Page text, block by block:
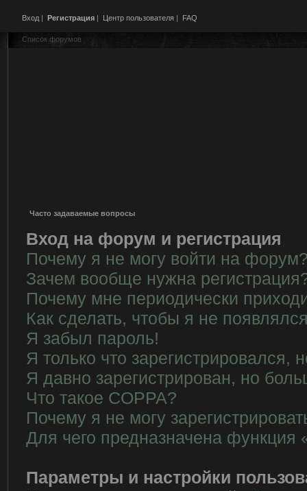
Вход | Регистрация | Центр пользователя | FAQ
Список форумов
Часто задаваемые вопросы
Вход на форум и регистрация
Почему я не могу войти на
Зачем вообще нужна
Почему мне периодически
Как сделать, чтобы я не
Я забыл пароль!
Я только что зарегистрировался,
Я давно зарегистрирован, но
Что такое COPPA?
Почему я не могу
Для чего предназначена функция
Параметры и настройки